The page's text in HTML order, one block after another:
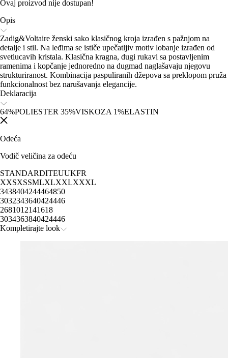
Ovaj proizvod nije dostupan!
Opis
Zadig&Voltaire ženski sako klasičnog kroja izrađen s pažnjom na
detalje i stil. Na leđima se ističe upečatljiv motiv lobanje izrađen od
svetlucavih kristala. Klasična kragna, dugi rukavi sa postavljenim
ramenima i kopčanje jednoredno na dugmad naglašavaju njegovu
strukturiranost. Kombinacija paspuliranih džepova sa preklopom pruža
funkcionalnost bez narušavanja elegancije.
Deklaracija
64%POLIESTER 35%VISKOZA 1%ELASTIN
Odeća
Vodič veličina za odeću
STANDARDITEUUKFR
XXSXSSMLXLXXLXXXL
3438404244464850
3032343640424446
2681012141618
3034363840424446
Kompletirajte look